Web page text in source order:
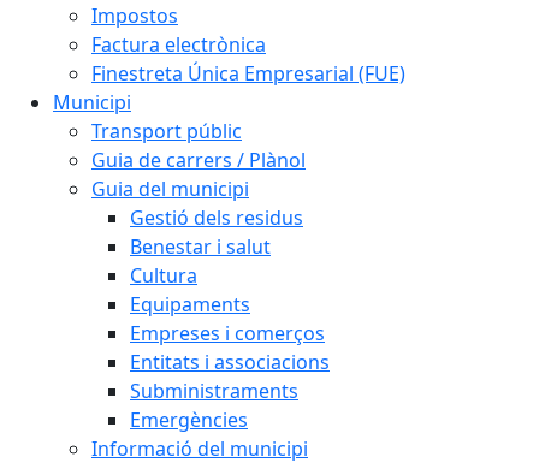
Impostos
Factura electrònica
Finestreta Única Empresarial (FUE)
Municipi
Transport públic
Guia de carrers / Plànol
Guia del municipi
Gestió dels residus
Benestar i salut
Cultura
Equipaments
Empreses i comerços
Entitats i associacions
Subministraments
Emergències
Informació del municipi